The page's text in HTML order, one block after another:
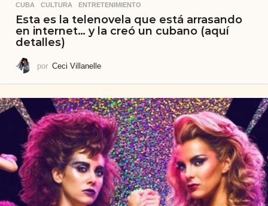
CUBA ,CULTURA ,ENTRETENIMIENTO
Esta es la telenovela que está arrasando
en internet… y la creó un cubano (aquí
detalles)
por Ceci Villanelle